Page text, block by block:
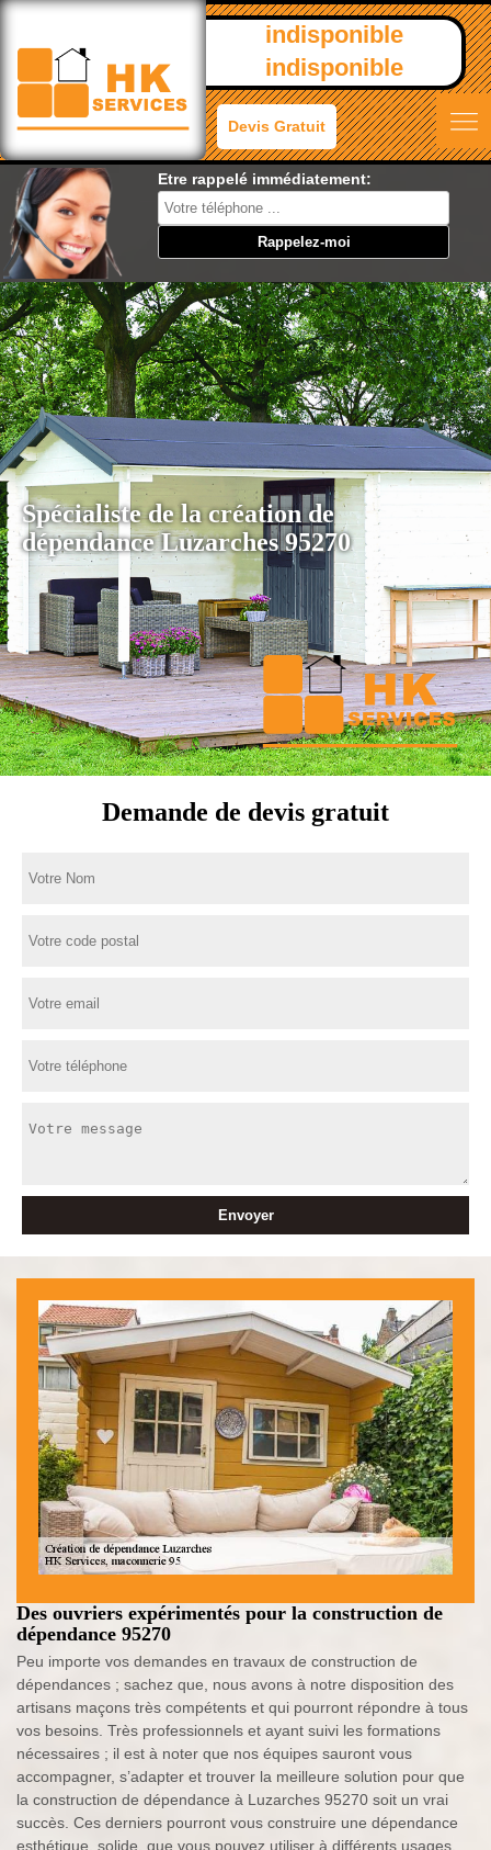
indisponible
indisponible
Devis Gratuit
Etre rappelé immédiatement:
Spécialiste de la création de
dépendance Luzarches 95270
Demande de devis gratuit
Des ouvriers expérimentés pour la construction de
dépendance 95270
Peu importe vos demandes en travaux de construction de
dépendances ; sachez que, nous avons à notre disposition des
artisans maçons très compétents et qui pourront répondre à tous
vos besoins. Très professionnels et ayant suivi les formations
nécessaires ; il est à noter que nos équipes sauront vous
accompagner, s’adapter et trouver la meilleure solution pour que
la construction de dépendance à Luzarches 95270 soit un vrai
succès. Ces derniers pourront vous construire une dépendance
esthétique, solide, que vous pouvez utiliser à différents usages.